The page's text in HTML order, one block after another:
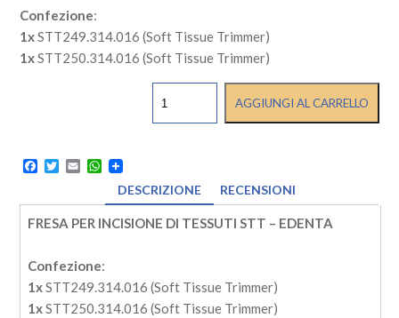
Confezione:
1xSTT249.314.016 (Soft Tissue Trimmer)
1xSTT250.314.016 (Soft Tissue Trimmer)
INCISIONE
STT
-
EDENTA
quantità
AGGIUNGI AL CARRELLO
Facebook
TwitterEmailWhatsApp
DESCRIZIONE
RECENSIONI
FRESA PER INCISIONE DI TESSUTI STT – EDENTA
Confezione:
1xSTT249.314.016 (Soft Tissue Trimmer)
1xSTT250.314.016 (Soft Tissue Trimmer)